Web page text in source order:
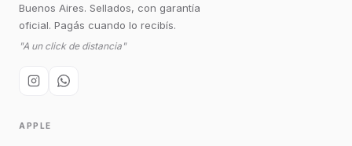
Buenos Aires. Sellados, con garantía
oficial. Pagás cuando lo recibís.
"A un click de distancia"
APPLE